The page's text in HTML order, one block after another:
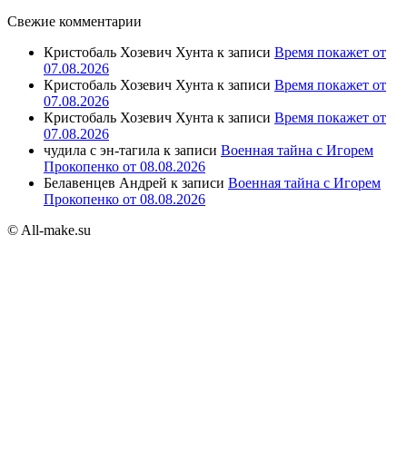
Свежие комментарии
Кристобаль Хозевич Хунта к записи Время покажет от
07.08.2026
Кристобаль Хозевич Хунта к записи Время покажет от
07.08.2026
Кристобаль Хозевич Хунта к записи Время покажет от
07.08.2026
чудила с эн-тагила к записи Военная тайна с Игорем
Прокопенко от 08.08.2026
Белавенцев Андрей к записи Военная тайна с Игорем
Прокопенко от 08.08.2026
© All-make.su